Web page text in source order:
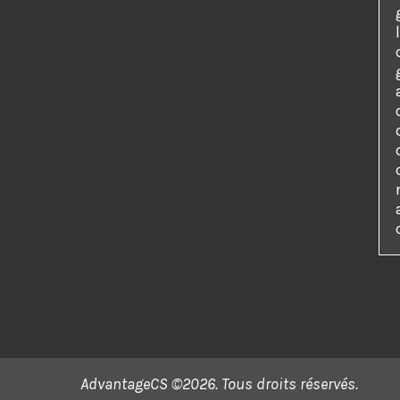
AdvantageCS ©2026. Tous droits réservés.